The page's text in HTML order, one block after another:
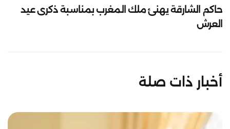
حاكم الشارقة يهنئ ملك المغرب بمناسبة ذكرى عيد
العرش
أخبار ذات صلة